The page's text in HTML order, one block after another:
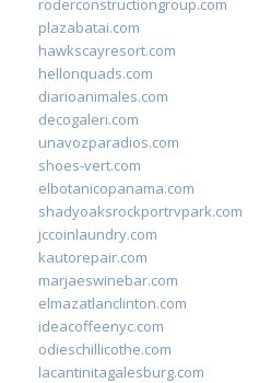
plazabatai.com
hawkscayresort.com
hellonquads.com
diarioanimales.com
decogaleri.com
unavozparadios.com
shoes-vert.com
elbotanicopanama.com
shadyoaksrockportrvpark.com
jccoinlaundry.com
kautorepair.com
marjaeswinebar.com
elmazatlanclinton.com
ideacoffeenyc.com
odieschillicothe.com
lacantinitagalesburg.com